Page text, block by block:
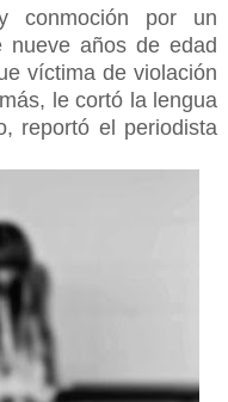
conmoción por un
nueve años de edad
víctima de violación
le cortó la lengua
reportó el periodista